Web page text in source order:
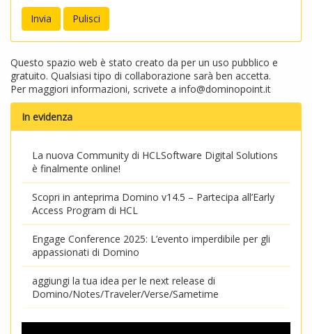
Questo spazio web è stato creato da per un uso pubblico e
gratuito. Qualsiasi tipo di collaborazione sarà ben accetta.
Per maggiori informazioni, scrivete a info@dominopoint.it
In evidenza
La nuova Community di HCLSoftware Digital Solutions
è finalmente online!
Scopri in anteprima Domino v14.5 – Partecipa all’Early
Access Program di HCL
Engage Conference 2025: L’evento imperdibile per gli
appassionati di Domino
aggiungi la tua idea per le next release di
Domino/Notes/Traveler/Verse/Sametime